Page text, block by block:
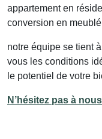
appartement en
conversion en meublé
notre équipe se tient
vous les conditions
le potentiel de votre
N’hésitez pas à